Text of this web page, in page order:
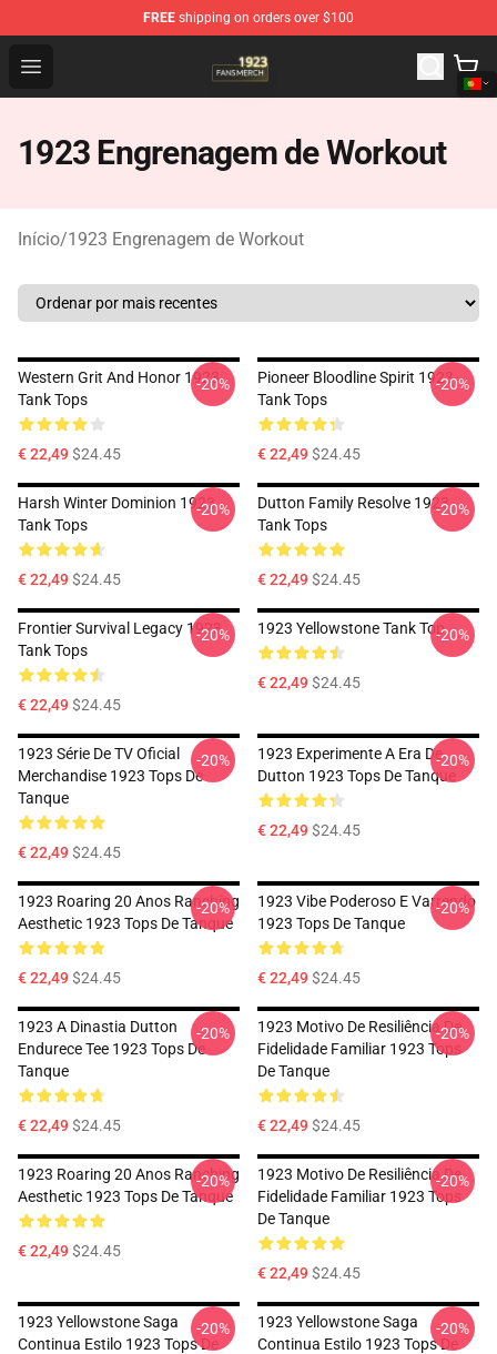
FREE shipping on orders over $100
Open menu
1923 Shop - Official 1923 Merchandise Store
1923 Engrenagem de Workout
Início/1923 Engrenagem de Workout
Western Grit And Honor 1923
Tank Tops
€ 22,49$24.45
-20%
Pioneer Bloodline Spirit 1923
Tank Tops
€ 22,49$24.45
-20%
Harsh Winter Dominion 1923
Tank Tops
€ 22,49$24.45
-20%
Dutton Family Resolve 1923
Tank Tops
€ 22,49$24.45
-20%
Frontier Survival Legacy 1923
Tank Tops
€ 22,49$24.45
-20% 1923 Yellowstone Tank Top
€ 22,49$24.45
-20%
1923 Série De TV Oficial
Merchandise 1923 Tops De
Tanque
€ 22,49$24.45
-20%
1923 Experimente A Era De
Dutton 1923 Tops De Tanque
€ 22,49$24.45
-20%
1923 Roaring 20 Anos Ranching
Aesthetic 1923 Tops De Tanque
€ 22,49$24.45
-20%
1923 Vibe Poderoso E Varrendo
1923 Tops De Tanque
€ 22,49$24.45
-20%
1923 A Dinastia Dutton
Endurece Tee 1923 Tops De
Tanque
€ 22,49$24.45
-20%
1923 Motivo De Resiliência De
Fidelidade Familiar 1923 Tops
De Tanque
€ 22,49$24.45
-20%
1923 Roaring 20 Anos Ranching
Aesthetic 1923 Tops De Tanque
€ 22,49$24.45
-20%
1923 Motivo De Resiliência De
Fidelidade Familiar 1923 Tops
De Tanque
€ 22,49$24.45
-20%
1923 Yellowstone Saga
Continua Estilo 1923 Tops De
-20%
1923 Yellowstone Saga
Continua Estilo 1923 Tops De
-20%